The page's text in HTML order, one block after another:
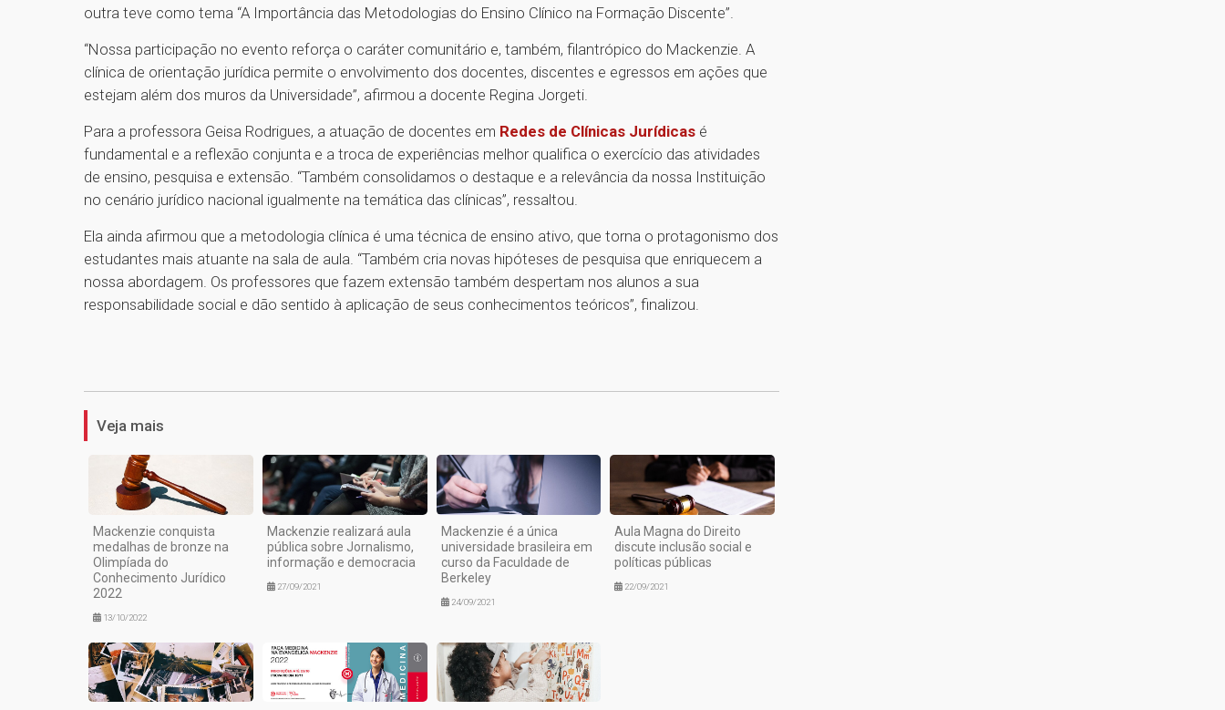
outra teve como tema “A Importância das Metodologias do Ensino Clínico na Formação Discente”.
“Nossa participação no evento reforça o caráter comunitário e, também, filantrópico do Mackenzie. A
clínica de orientação jurídica permite o envolvimento dos docentes, discentes e egressos em ações que
estejam além dos muros da Universidade”, afirmou a docente Regina Jorgeti.
Para a professora Geisa Rodrigues, a atuação de docentes em Redes de Clínicas Jurídicas é
fundamental e a reflexão conjunta e a troca de experiências melhor qualifica o exercício das atividades
de ensino, pesquisa e extensão. “Também consolidamos o destaque e a relevância da nossa Instituição
no cenário jurídico nacional igualmente na temática das clínicas”, ressaltou.
Ela ainda afirmou que a metodologia clínica é uma técnica de ensino ativo, que torna o protagonismo dos
estudantes mais atuante na sala de aula. “Também cria novas hipóteses de pesquisa que enriquecem a
nossa abordagem. Os professores que fazem extensão também despertam nos alunos a sua
responsabilidade social e dão sentido à aplicação de seus conhecimentos teóricos”, finalizou.
Veja mais
Mackenzie conquista
medalhas de bronze na
Olimpíada do
Conhecimento Jurídico
2022
13/10/2022
Mackenzie realizará aula
pública sobre Jornalismo,
informação e democracia
27/09/2021
Mackenzie é a única
universidade brasileira em
curso da Faculdade de
Berkeley
24/09/2021
Aula Magna do Direito
discute inclusão social e
políticas públicas
22/09/2021